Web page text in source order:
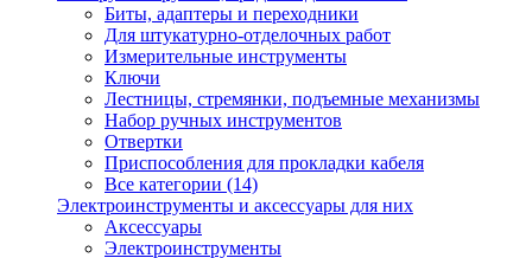
Биты, адаптеры и переходники
Для штукатурно-отделочных работ
Измерительные инструменты
Ключи
Лестницы, стремянки, подъемные механизмы
Набор ручных инструментов
Отвертки
Приспособления для прокладки кабеля
Все категории (14)
Электроинструменты и аксессуары для них
Аксессуары
Электроинструменты